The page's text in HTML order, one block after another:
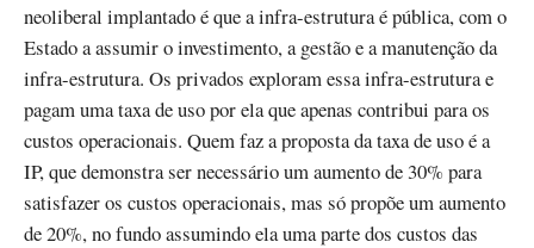
neoliberal implantado é que a infra-estrutura é pública, com o
Estado a assumir o investimento, a gestão e a manutenção da
infra-estrutura. Os privados exploram essa infra-estrutura e
pagam uma taxa de uso por ela que apenas contribui para os
custos operacionais. Quem faz a proposta da taxa de uso é a
IP, que demonstra ser necessário um aumento de 30% para
satisfazer os custos operacionais, mas só propõe um aumento
de 20%, no fundo assumindo ela uma parte dos custos das